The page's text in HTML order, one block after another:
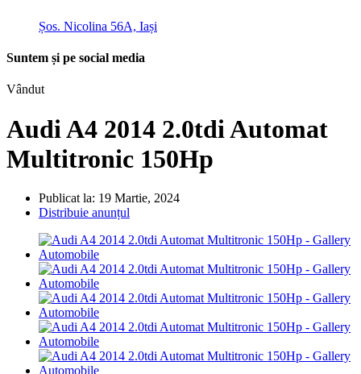
Șos. Nicolina 56A, Iași
Suntem și pe social media
Vândut
Audi A4 2014 2.0tdi Automat
Multitronic 150Hp
Publicat la: 19 Martie, 2024
Distribuie anunțul